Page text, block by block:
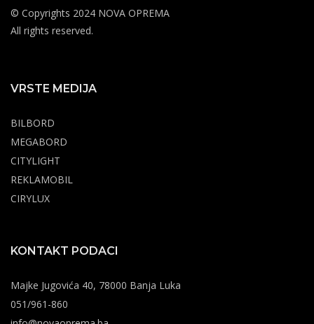
© Copyrights 2024 NOVA OPREMA
All rights reserved.
VRSTE MEDIJA
BILBORD
MEGABORD
CITYLIGHT
REKLAMOBIL
CIRYLUX
KONTAKT PODACI
Majke Jugovića 40, 78000 Banja Luka
051/961-860